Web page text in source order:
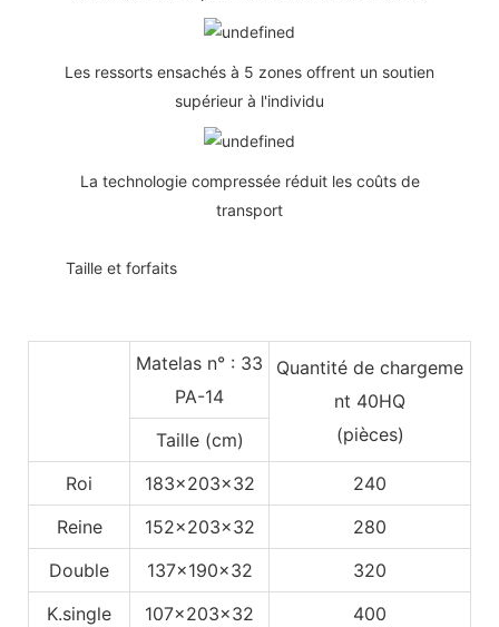
Les ressorts ensachés à 5 zones offrent un soutien
supérieur à l'individu
La technologie compressée réduit les coûts de
transport
Taille et forfaits
Matelas n° : 33
PA-14
Quantité de chargeme
nt 40HQ
(pièces)
Taille (cm)
Roi
183x203x32
240
Reine
152x203x32
280
Double
137x190x32
320
K.single
107x203x32 400